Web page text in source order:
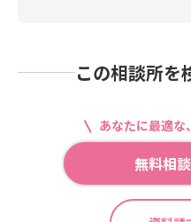
この相談所を
あなたに最適
無料相